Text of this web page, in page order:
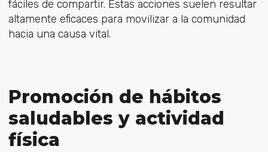
fáciles de compartir. Estas acciones suelen resultar
altamente eficaces para movilizar a la comunidad
hacia una causa vital.
Promoción de hábitos
saludables y actividad
física